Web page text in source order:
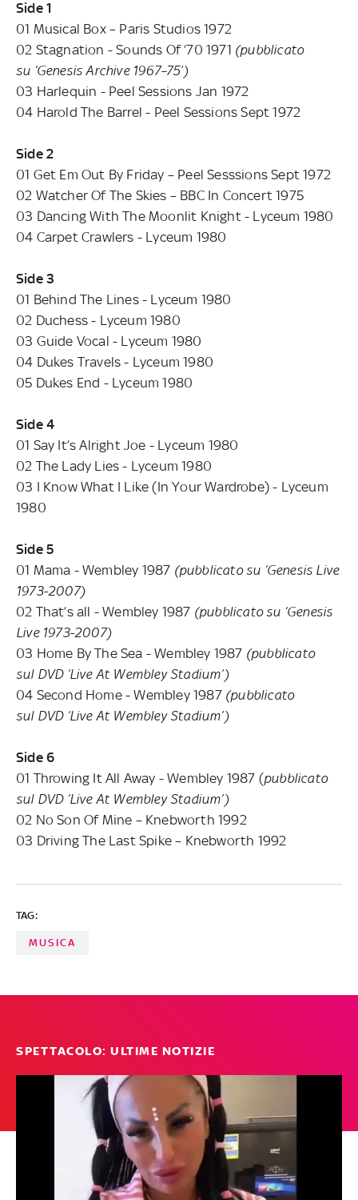
Side 1
01 Musical Box – Paris Studios 1972
02 Stagnation - Sounds Of ‘70 1971 (pubblicato
su ‘Genesis Archive 1967–75’)
03 Harlequin - Peel Sessions Jan 1972
04 Harold The Barrel - Peel Sessions Sept 1972
Side 2
01 Get Em Out By Friday – Peel Sesssions Sept 1972
02 Watcher Of The Skies – BBC In Concert 1975
03 Dancing With The Moonlit Knight - Lyceum 1980
04 Carpet Crawlers - Lyceum 1980
Side 3
01 Behind The Lines - Lyceum 1980
02 Duchess - Lyceum 1980
03 Guide Vocal - Lyceum 1980
04 Dukes Travels - Lyceum 1980
05 Dukes End - Lyceum 1980
Side 4
01 Say It’s Alright Joe - Lyceum 1980
02 The Lady Lies - Lyceum 1980
03 I Know What I Like (In Your Wardrobe) - Lyceum
1980
Side 5
01 Mama - Wembley 1987 (pubblicato su ‘Genesis Live
1973-2007)
02 That’s all - Wembley 1987 (pubblicato su ‘Genesis
Live 1973-2007)
03 Home By The Sea - Wembley 1987 (pubblicato
sul DVD ‘Live At Wembley Stadium’)
04 Second Home - Wembley 1987 (pubblicato
sul DVD ‘Live At Wembley Stadium’)
Side 6
01 Throwing It All Away - Wembley 1987 (pubblicato
sul DVD ‘Live At Wembley Stadium’)
02 No Son Of Mine – Knebworth 1992
03 Driving The Last Spike – Knebworth 1992
TAG:
MUSICA
SPETTACOLO: ULTIME NOTIZIE